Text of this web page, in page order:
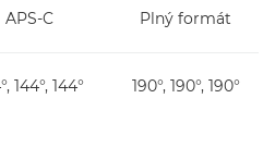
APS-C Plný formát
144°, 144° 190°, 190°, 190°